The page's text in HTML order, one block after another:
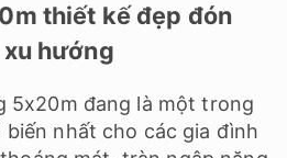
thiết kế đẹp đón
hướng
5x20m đang là một trong
nhất cho các gia đình